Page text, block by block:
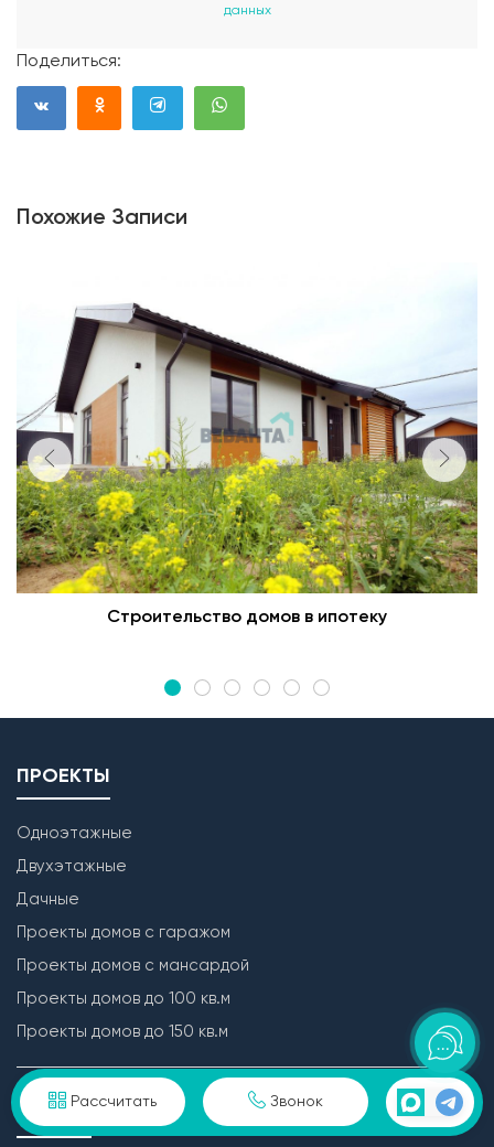
Рассчитать Звонок
данных
Поделиться:
Похожие Записи
Строительство домов в ипотеку
ПРОЕКТЫ
Одноэтажные
Двухэтажные
Дачные
Проекты домов с гаражом
Проекты домов с мансардой
Проекты домов до 100 кв.м
Проекты домов до 150 кв.м
УСЛУГИ